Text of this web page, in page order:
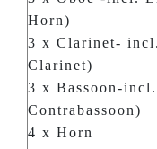
Horn)
3 x Clarinet-
Clarinet)
3 x Bassoon-
Contrabassoon)
4 x Horn